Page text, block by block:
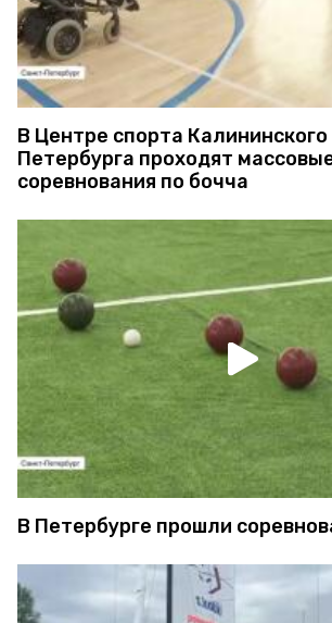
В Центре спорта
Петербурга проходят
соревнования по бочча
В Петербурге прошли